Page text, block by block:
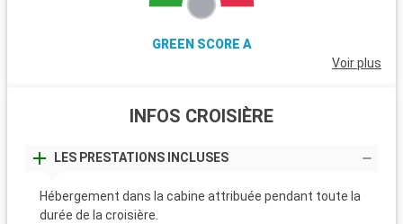
GREEN SCORE A
Voir plus
INFOS CROISIÈRE
LES PRESTATIONS INCLUSES
Hébergement dans la cabine attribuée pendant toute la
durée de la croisière.